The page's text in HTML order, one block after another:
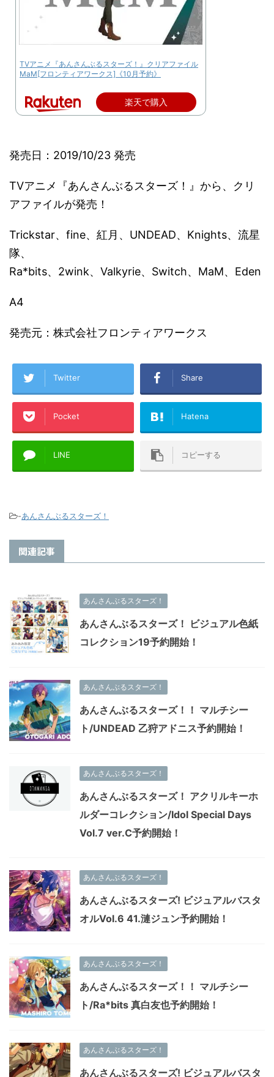
TVアニメ『あんさんぶるスターズ！』クリアファイル
MaM[フロンティアワークス]《10月予約》
楽天で購入
発売日：2019/10/23 発売
TVアニメ『あんさんぶるスターズ！』から、クリ
アファイルが発売！
Trickstar、fine、紅月、UNDEAD、Knights、流星
隊、
Ra*bits、2wink、Valkyrie、Switch、MaM、Eden
A4
発売元：株式会社フロンティアワークス
Twitter Share
Pocket Hatena
LINE コピーする
-あんさんぶるスターズ！
関連記事
あんさんぶるスターズ！
あんさんぶるスターズ！ ビジュアル色紙
コレクション19予約開始！
あんさんぶるスターズ！
あんさんぶるスターズ！！ マルチシー
ト/UNDEAD 乙狩アドニス予約開始！
あんさんぶるスターズ！
あんさんぶるスターズ！ アクリルキーホ
ルダーコレクション/Idol Special Days
Vol.7 ver.C予約開始！
あんさんぶるスターズ！
あんさんぶるスターズ! ビジュアルバスタ
オルVol.6 41.漣ジュン予約開始！
あんさんぶるスターズ！
あんさんぶるスターズ！！ マルチシー
ト/Ra*bits 真白友也予約開始！
あんさんぶるスターズ！
あんさんぶるスターズ! ビジュアルバスタ